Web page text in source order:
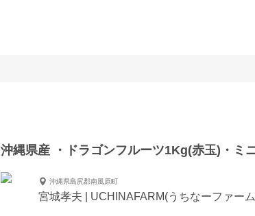
沖縄県産 ・ドラゴンフルーツ1Kg(赤玉)・ミ
沖縄県島尻郡南風原町
宮城孝夫 | UCHINAFARM(うちなーファー